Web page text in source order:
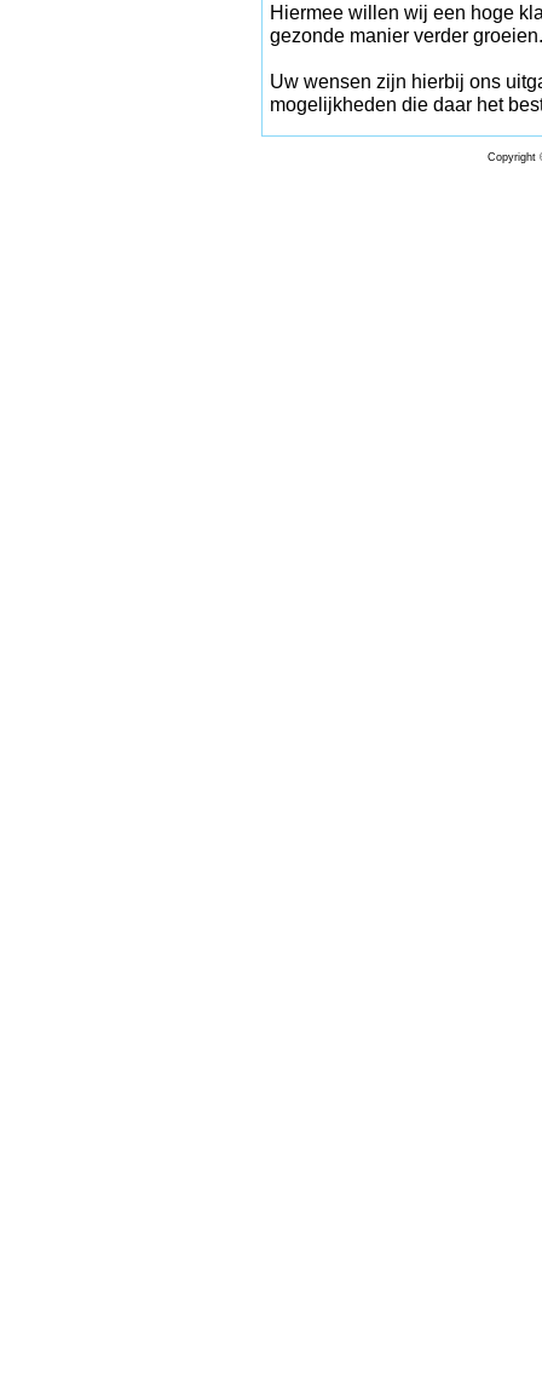
Hiermee willen wij een hoge
gezonde manier verder groeien.
Uw wensen zijn hierbij ons
mogelijkheden die daar het
Copyright